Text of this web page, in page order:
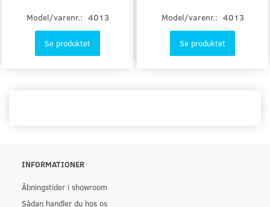
Model/varenr.: 4013
Se produktet
Model/varenr.: 4013
Se produktet
INFORMATIONER
Åbningstider i showroom
Sådan handler du hos os